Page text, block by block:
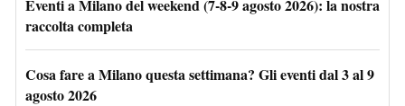
Eventi a Milano del weekend (7-8-9 agosto 2026): la nostra
raccolta completa
Cosa fare a Milano questa settimana? Gli eventi dal 3 al 9
agosto 2026